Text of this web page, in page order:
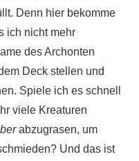
Denn hier bekomme
ich nicht mehr
des Archonten
Deck stellen und
Spiele ich es schnell
viele Kreaturen
abzugrasen, um
Und das ist